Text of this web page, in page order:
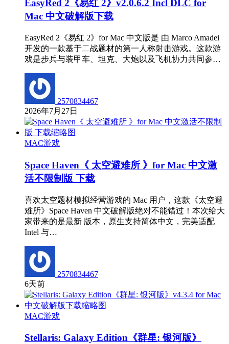
EasyRed 2《易红 2》v2.0.6.2 Incl DLC for
Mac 中文破解版下载
EasyRed 2《易红 2》for Mac 中文版是 由 Marco Amadei
开发的一款基于二战题材的第一人称射击游戏。这款游
戏是步兵与装甲车、坦克、大炮以及飞机协力共同参…
2570834467
2026年7月27日
MAC游戏
Space Haven《 太空避难所 》for Mac 中文激
活不限制版 下载
喜欢太空题材模拟经营游戏的 Mac 用户，这款《太空避
难所》Space Haven 中文破解版绝对不能错过！本次给大
家带来的是最新 版本，原生支持简体中文，完美适配
Intel 与…
2570834467
6天前
MAC游戏
Stellaris: Galaxy Edition《群星: 银河版》